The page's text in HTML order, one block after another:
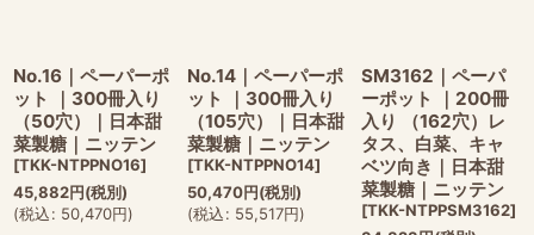
No.16｜ペーパーポ
ット ｜300冊入り
（50穴）｜日本甜
菜製糖｜ニッテン
[TKK-NTPPNO16]
45,882円(税別)
(税込: 50,470円)
No.14｜ペーパーポ
ット ｜300冊入り
（105穴）｜日本甜
菜製糖｜ニッテン
[TKK-NTPPNO14]
50,470円(税別)
(税込: 55,517円)
SM3162｜ペーパ
ーポット ｜200冊
入り （162穴）レ
タス、白菜、キャ
ベツ向き｜日本甜
菜製糖｜ニッテン
[TKK-NTPPSM3162]